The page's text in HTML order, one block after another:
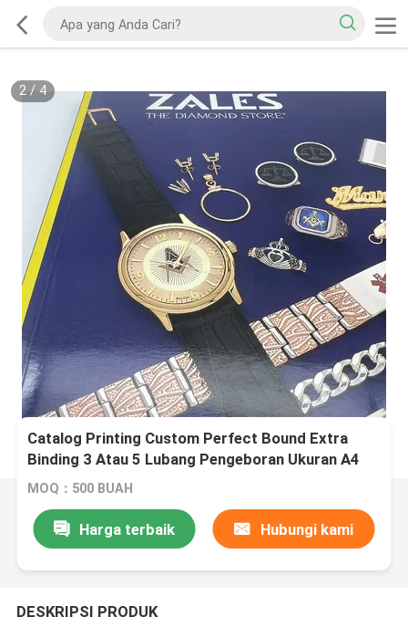
2/ 4
Catalog Printing Custom Perfect Bound Extra
Binding 3 Atau 5 Lubang Pengeboran Ukuran A4
A5
MOQ：500 BUAH
Harga terbaik Hubungi kami
DESKRIPSI PRODUK